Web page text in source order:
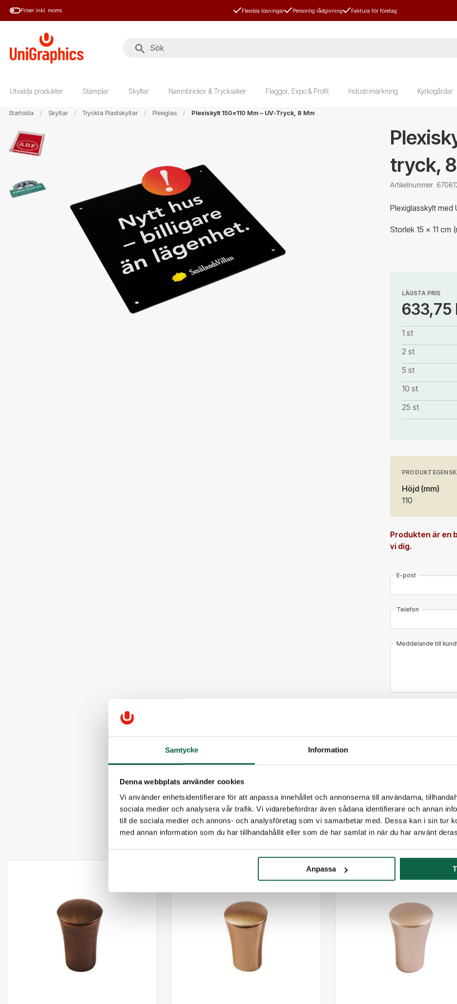
Samtycke Information
Denna webbplats använder cookies
Vi använder enhetsidentifierare för att anpassa innehållet och annonserna till användarna,
sociala medier och analysera vår trafik. Vi vidarebefordrar även sådana identifierare och annan
till de sociala medier och annons- och analysföretag som vi samarbetar med. Dessa kan i sin tur
med annan information som du har tillhandahållit eller som de har samlat in när du har använt
Anpassa
HoppaPriser inkl. moms Flexibla lösningar Personlig rådgivning Faktura för företag
Utvalda produkter Stämplar Skyltar Namnbrickor & Trycksaker Flaggor, Expo & Profil Industrimärkning Kyrkogårdar
Startsida Skyltar Tryckta Plastskyltar Plexiglas Plexiskylt 150x110 Mm – UV-Tryck, 8 Mm
tryck,
Artikelnummer:
Plexiglasskylt med
Storlek 15 x 11 cm
LÄGSTA PRIS
633,75
1 st
2 st
5 st
10 st
25 st
Höjd (mm)
110
Produkten är en
vi dig.
E-post
Telefon
Meddelande till
(Fyll i
TILLBEHÖR